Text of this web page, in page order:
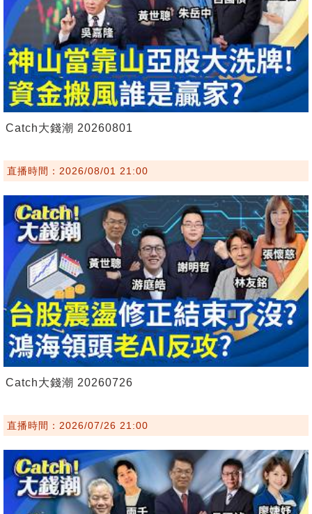
Catch大錢潮 20260801
直播時間：2026/08/01 21:00
Catch大錢潮 20260726
直播時間：2026/07/26 21:00